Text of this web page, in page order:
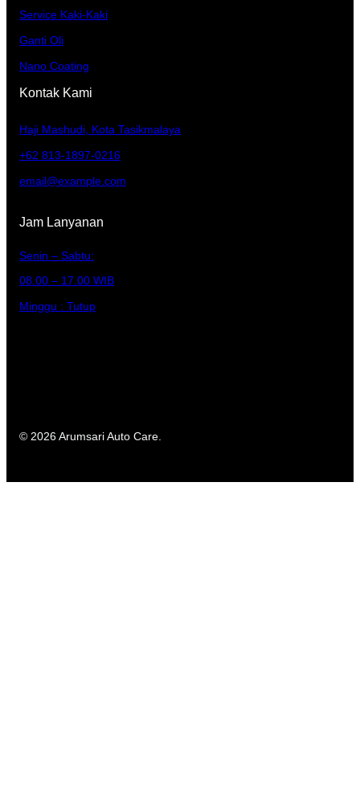
Service Kaki-Kaki
Ganti Oli
Nano Coating
Kontak Kami
Haji Mashudi, Kota Tasikmalaya
+62 813-1897-0216
email@example.com
Jam Lanyanan
Senin – Sabtu:
08.00 – 17.00 WIB
Minggu : Tutup
© 2026 Arumsari Auto Care.